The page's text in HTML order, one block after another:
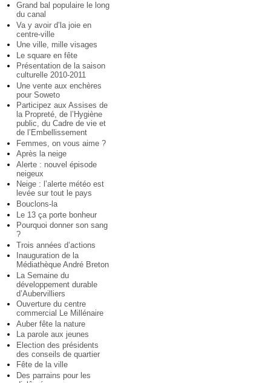
Grand bal populaire le long
du canal
Va y avoir d’la joie en
centre-ville
Une ville, mille visages
Le square en fête
Présentation de la saison
culturelle 2010-2011
Une vente aux enchères
pour Soweto
Participez aux Assises de
la Propreté, de l’Hygiène
public, du Cadre de vie et
de l’Embellissement
Femmes, on vous aime ?
Après la neige
Alerte : nouvel épisode
neigeux
Neige : l’alerte météo est
levée sur tout le pays
Bouclons-la
Le 13 ça porte bonheur
Pourquoi donner son sang
?
Trois années d’actions
Inauguration de la
Médiathèque André Breton
La Semaine du
développement durable
d’Aubervilliers
Ouverture du centre
commercial Le Millénaire
Auber fête la nature
La parole aux jeunes
Election des présidents
des conseils de quartier
Fête de la ville
Des parrains pour les